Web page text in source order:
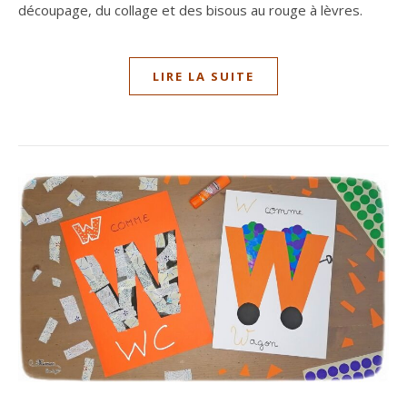
découpage, du collage et des bisous au rouge à lèvres.
LIRE LA SUITE